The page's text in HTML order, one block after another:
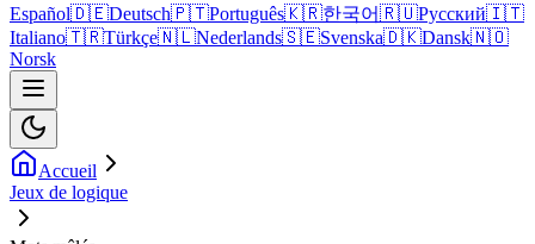
Español🇩🇪Deutsch🇵🇹Português🇰🇷한국어🇷🇺Русский🇮🇹
Italiano🇹🇷Türkçe🇳🇱Nederlands🇸🇪Svenska🇩🇰Dansk🇳🇴
Norsk
Accueil
Jeux de logique